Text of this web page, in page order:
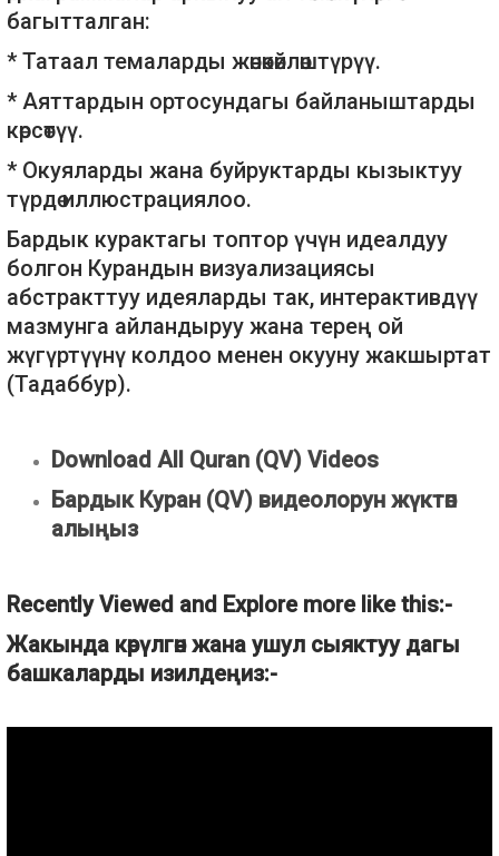
багытталган:
* Татаал темаларды жөнөкөйлөштүрүү.
* Аяттардын ортосундагы байланыштарды
көрсөтүү.
* Окуяларды жана буйруктарды кызыктуу
түрдө иллюстрациялоо.
Бардык курактагы топтор үчүн идеалдуу
болгон Курандын визуализациясы
абстракттуу идеяларды так, интерактивдүү
мазмунга айландыруу жана терең ой
жүгүртүүнү колдоо менен окууну жакшыртат
(Тадаббур).
Download All Quran (QV) Videos
Бардык Куран (QV) видеолорун жүктөп
алыңыз
Recently Viewed and Explore more like this:-
Жакында көрүлгөн жана ушул сыяктуу дагы
башкаларды изилдеңиз:-